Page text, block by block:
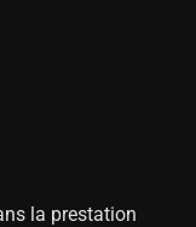
la prestation